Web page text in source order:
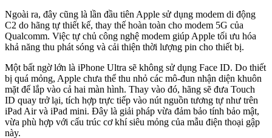
Ngoài ra, đây cũng là lần đầu tiên Apple sử dụng modem di động
C2 do hãng tự thiết kế, thay thế hoàn toàn cho modem 5G của
Qualcomm. Việc tự chủ công nghệ modem giúp Apple tối ưu hóa
khả năng thu phát sóng và cải thiện thời lượng pin cho thiết bị.
Một bất ngờ lớn là iPhone Ultra sẽ không sử dụng Face ID. Do thiết
bị quá mỏng, Apple chưa thể thu nhỏ các mô-đun nhận diện khuôn
mặt để lắp vào cả hai màn hình. Thay vào đó, hãng sẽ đưa Touch
ID quay trở lại, tích hợp trực tiếp vào nút nguồn tương tự như trên
iPad Air và iPad mini. Đây là giải pháp vừa đảm bảo tính bảo mật,
vừa phù hợp với cấu trúc cơ khí siêu mỏng của mẫu điện thoại gập
này.